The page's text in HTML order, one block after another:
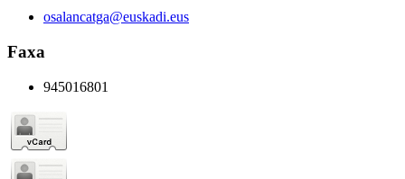
osalancatga@euskadi.eus
Faxa
945016801